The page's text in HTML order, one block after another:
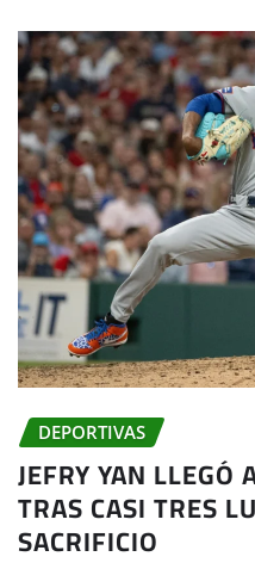
DEPORTIVAS
JEFRY YAN LLEGÓ
TRAS CASI TRES
SACRIFICIO